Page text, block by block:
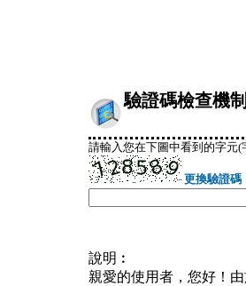
驗證碼檢查機制
請輸入您在下圖中看到的字元(
更換驗證碼
說明︰
親愛的使用者，您好！